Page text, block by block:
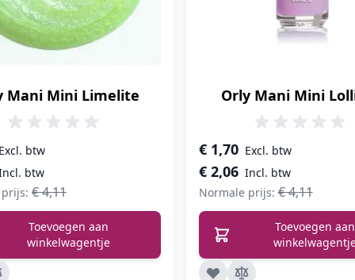
Mani Mini Limelite
€ 4,11
Toevoegen aan
winkelwagentje
Orly Mani Mini
Speciale prijs
€ 2,06
€ 1,70
Normale prijs: € 4,11
Toevoegen aan